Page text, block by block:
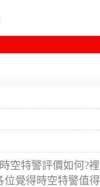
空特警評價如何?裡
位覺得時空特警值得